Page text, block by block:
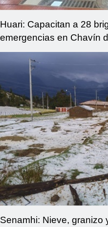
Huari: Capacitan a 28
emergencias en Chavín
Senamhi: Nieve, granizo